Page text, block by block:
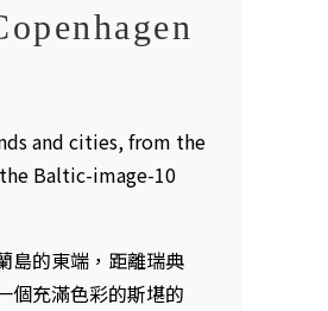
島的東端，距離瑞典
個充滿色彩的斯堪的